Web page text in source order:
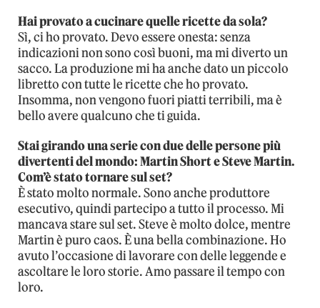
Hai provato a cucinare quelle ricette da sola?
Sì, ci ho provato. Devo essere onesta: senza
indicazioni non sono così buoni, ma mi diverto un
sacco. La produzione mi ha anche dato un piccolo
libretto con tutte le ricette che ho provato.
Insomma, non vengono fuori piatti terribili, ma è
bello avere qualcuno che ti guida.
Stai girando una serie con due delle persone più
divertenti del mondo: Martin Short e Steve Martin.
Com’è stato tornare sul set?
È stato molto normale. Sono anche produttore
esecutivo, quindi partecipo a tutto il processo. Mi
mancava stare sul set. Steve è molto dolce, mentre
Martin è puro caos. È una bella combinazione. Ho
avuto l’occasione di lavorare con delle leggende e
ascoltare le loro storie. Amo passare il tempo con
loro.